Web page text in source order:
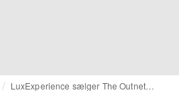
LuxExperience sælger The Outnets aktiver i en handel til 30 millioner dollars